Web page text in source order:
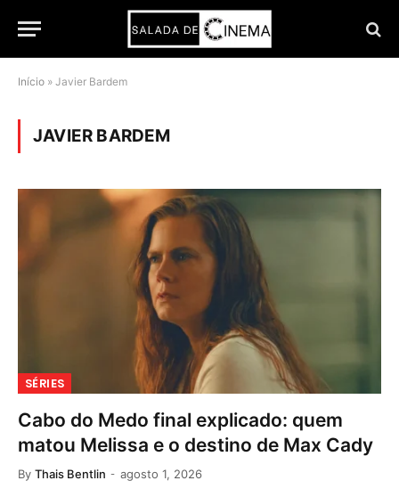
Início » Javier Bardem
JAVIER BARDEM
SÉRIES
Cabo do Medo final explicado: quem
matou Melissa e o destino de Max Cady
By Thais Bentlin agosto 1, 2026